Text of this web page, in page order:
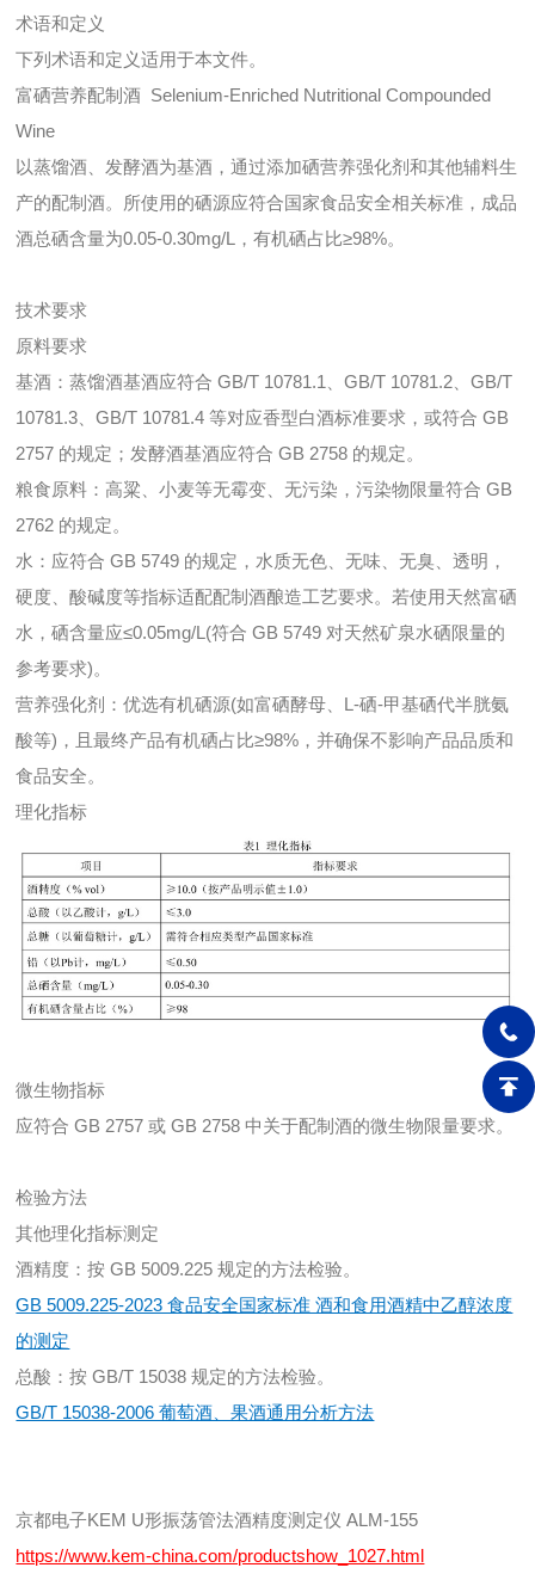
术语和定义
下列术语和定义适用于本文件。
富硒营养配制酒 Selenium-Enriched Nutritional Compounded
Wine
以蒸馏酒、发酵酒为基酒，通过添加硒营养强化剂和其他辅料生
产的配制酒。所使用的硒源应符合国家食品安全相关标准，成品
酒总硒含量为0.05-0.30mg/L，有机硒占比≥98%。
技术要求
原料要求
基酒：蒸馏酒基酒应符合 GB/T 10781.1、GB/T 10781.2、GB/T
10781.3、GB/T 10781.4 等对应香型白酒标准要求，或符合 GB
2757 的规定；发酵酒基酒应符合 GB 2758 的规定。
粮食原料：高粱、小麦等无霉变、无污染，污染物限量符合 GB
2762 的规定。
水：应符合 GB 5749 的规定，水质无色、无味、无臭、透明，
硬度、酸碱度等指标适配配制酒酿造工艺要求。若使用天然富硒
水，硒含量应≤0.05mg/L(符合 GB 5749 对天然矿泉水硒限量的
参考要求)。
营养强化剂：优选有机硒源(如富硒酵母、L-硒-甲基硒代半胱氨
酸等)，且最终产品有机硒占比≥98%，并确保不影响产品品质和
食品安全。
理化指标
微生物指标
应符合 GB 2757 或 GB 2758 中关于配制酒的微生物限量要求。
检验方法
其他理化指标测定
酒精度：按 GB 5009.225 规定的方法检验。
GB 5009.225-2023 食品安全国家标准 酒和食用酒精中乙醇浓度
的测定
总酸：按 GB/T 15038 规定的方法检验。
GB/T 15038-2006 葡萄酒、果酒通用分析方法
京都电子KEM U形振荡管法酒精度测定仪 ALM-155
https://www.kem-china.com/productshow_1027.html